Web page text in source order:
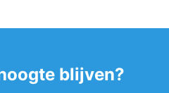
blijven?